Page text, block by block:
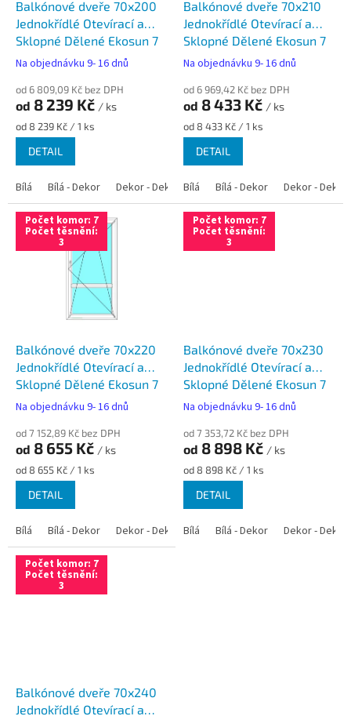
Balkónové dveře 70x200
Jednokřídlé Otevírací a
Sklopné Dělené Ekosun 7
Swisspacer Ultimate
Na objednávku 9- 16 dnů
od 6 809,09 Kč bez DPH
od 8 239 Kč / ks
Měrná
cena:
od 8 239 Kč / 1 ks
DETAIL
Bílá Bílá - Dekor Dekor - Dekor Bílá - Antracit Bílá - Zlatý dub
Balkónové dveře 70x210
Jednokřídlé Otevírací a
Sklopné Dělené Ekosun 7
Swisspacer Ultimate
Na objednávku 9- 16 dnů
od 6 969,42 Kč bez DPH
od 8 433 Kč / ks
Měrná
cena:
od 8 433 Kč / 1 ks
DETAIL
Bílá Bílá - Dekor Dekor - Dekor
Počet komor: 7
Počet těsnění:
3
Balkónové dveře 70x220
Jednokřídlé Otevírací a
Sklopné Dělené Ekosun 7
Swisspacer Ultimate
Na objednávku 9- 16 dnů
od 7 152,89 Kč bez DPH
od 8 655 Kč / ks
Měrná
cena:
od 8 655 Kč / 1 ks
DETAIL
Bílá Bílá - Dekor Dekor - Dekor Bílá - Antracit Bílá - Zlatý dub
Počet komor: 7
Počet těsnění:
3
Balkónové dveře 70x230
Jednokřídlé Otevírací a
Sklopné Dělené Ekosun 7
Swisspacer Ultimate
Na objednávku 9- 16 dnů
od 7 353,72 Kč bez DPH
od 8 898 Kč / ks
Měrná
cena:
od 8 898 Kč / 1 ks
DETAIL
Bílá Bílá - Dekor Dekor - Dekor
Počet komor: 7
Počet těsnění:
3
Balkónové dveře 70x240
Jednokřídlé Otevírací a